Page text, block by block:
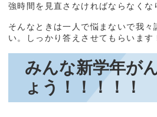
強時間を見直さなければならなくな
そんなときは一人で悩まないで我々
い。しっかり答えさせてもらいます
みんな新学年が
ょう！！！！！